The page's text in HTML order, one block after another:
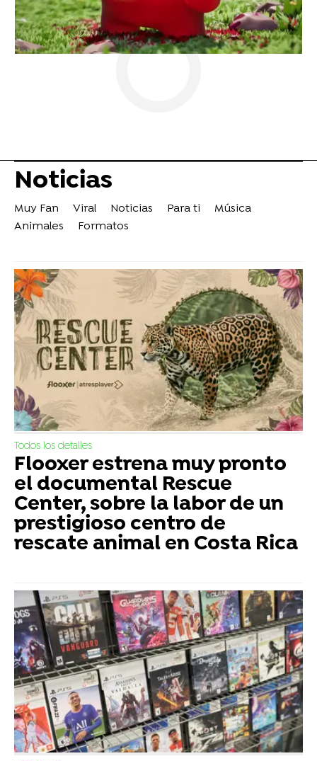
Noticias
Muy Fan Viral Noticias Para ti
Música
Animales
Formatos
Todos los detalles
Flooxer estrena muy pronto
el documental Rescue
Center, sobre la labor de un
prestigioso centro de
rescate animal en Costa Rica